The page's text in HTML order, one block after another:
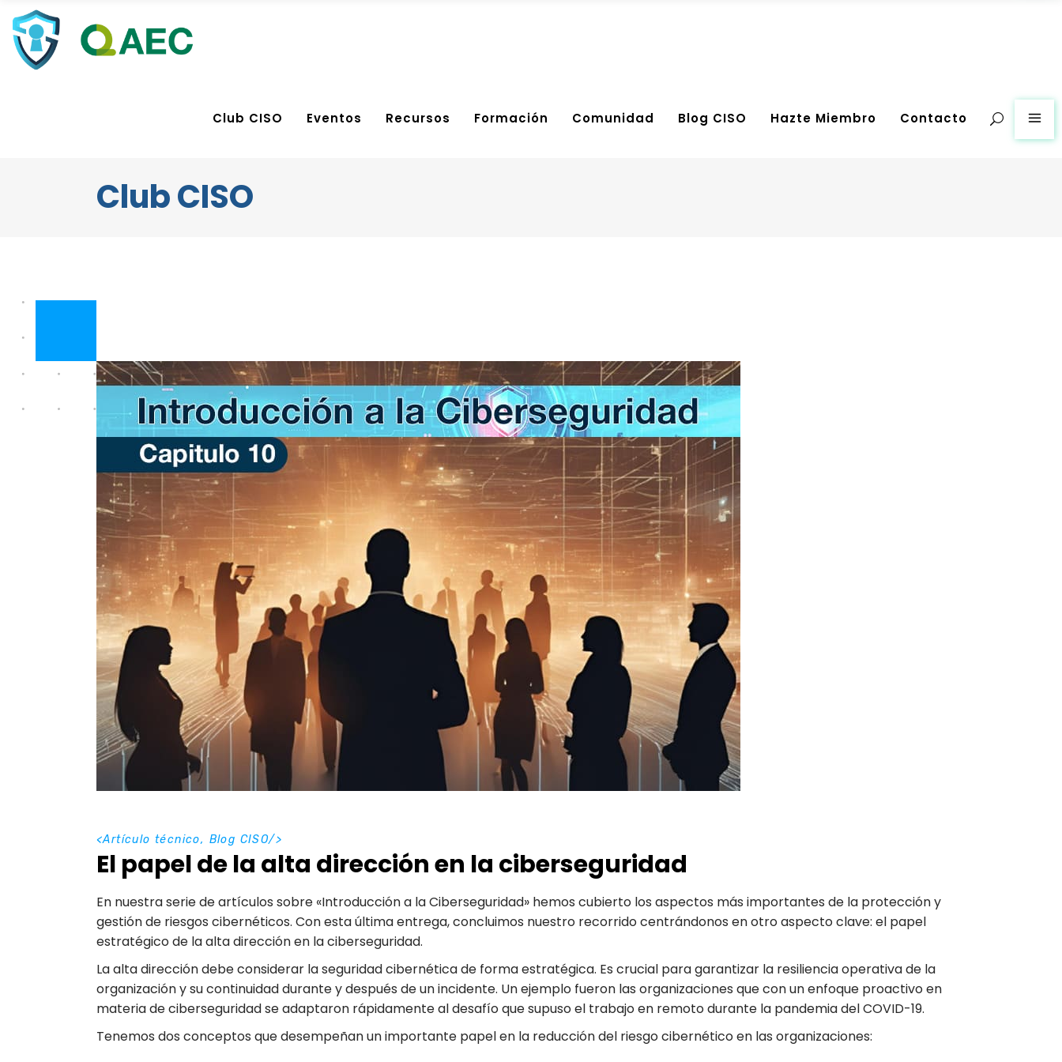
Club CISO Eventos Recursos Formación Comunidad Blog CISO Hazte Miembro Contacto
Club CISO
<Artículo técnico, Blog CISO/>
El papel de la alta dirección en la ciberseguridad
En nuestra serie de artículos sobre «Introducción a la Ciberseguridad» hemos cubierto los aspectos más importantes de la protección y
gestión de riesgos cibernéticos. Con esta última entrega, concluimos nuestro recorrido centrándonos en otro aspecto clave: el papel
estratégico de la alta dirección en la ciberseguridad.
La alta dirección debe considerar la seguridad cibernética de forma estratégica. Es crucial para garantizar la resiliencia operativa de la
organización y su continuidad durante y después de un incidente. Un ejemplo fueron las organizaciones que con un enfoque proactivo en
materia de ciberseguridad se adaptaron rápidamente al desafío que supuso el trabajo en remoto durante la pandemia del COVID-19.
Tenemos dos conceptos que desempeñan un importante papel en la reducción del riesgo cibernético en las organizaciones: